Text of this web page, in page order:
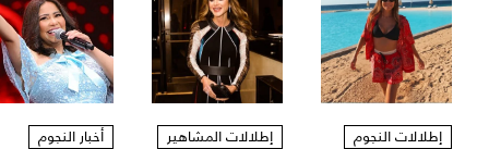
إطلالات النجوم إطلالات المشاهير أخبار النجوم